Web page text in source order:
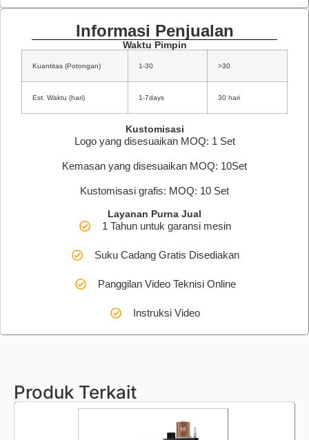
Informasi Penjualan
Waktu Pimpin
Kuantitas (Potongan) 1-30 >30
Est. Waktu (hari) 1-7days 30 hari
Kustomisasi
Logo yang disesuaikan MOQ: 1 Set
Kemasan yang disesuaikan MOQ: 10Set
Kustomisasi grafis: MOQ: 10 Set
Layanan Purna Jual
1 Tahun untuk garansi mesin
Suku Cadang Gratis Disediakan
Panggilan Video Teknisi Online
Instruksi Video
Produk Terkait